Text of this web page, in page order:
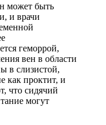
может быть
и врачи
геморрой,
вен в области
в слизистой,
как проктит, и
что сидячий
могут